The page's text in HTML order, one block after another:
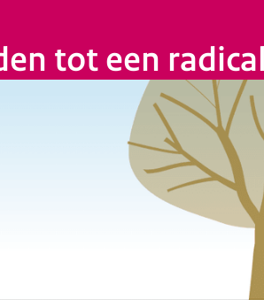
tot een